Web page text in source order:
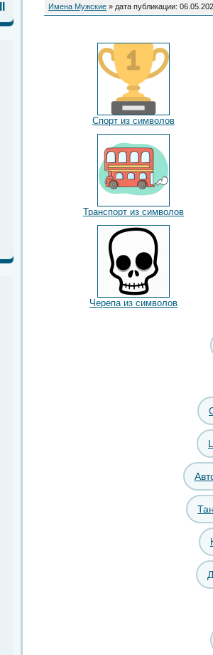
Имена Мужские » дата публикации:
Спорт из символов
Транспорт из символов
Черепа из символов